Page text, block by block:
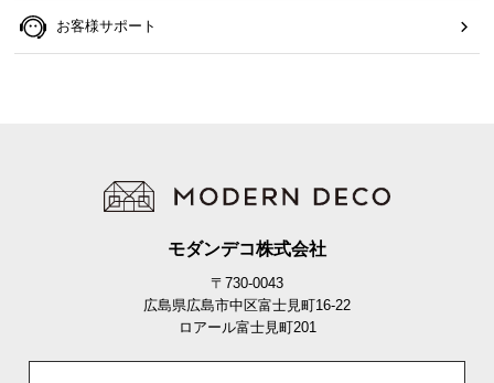
お客様サポート
モダンデコ株式会社
〒730-0043
広島県広島市中区富士見町16-22
ロアール富士見町201